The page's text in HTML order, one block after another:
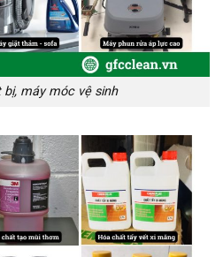
máy móc vệ sinh